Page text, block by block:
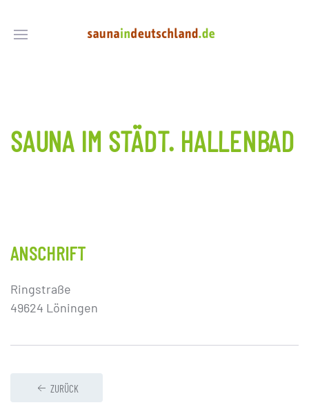
SAUNA IM STÄDT. HALLENBAD
ANSCHRIFT
Ringstraße
49624 Löningen
ZURÜCK